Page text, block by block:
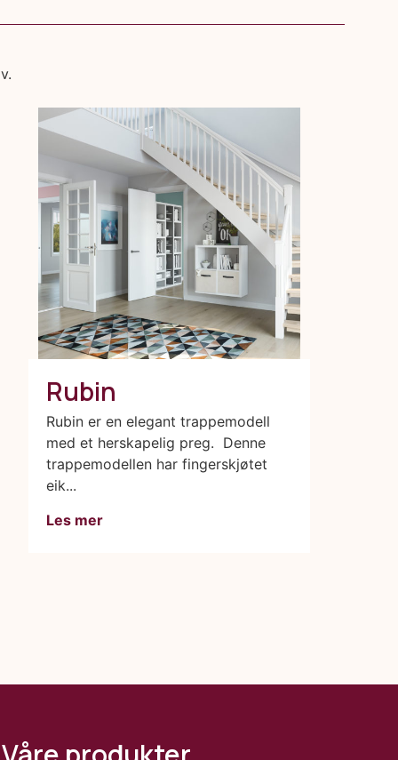
Rubin
Rubin er en elegant trappemodell
med et herskapelig preg. Denne
trappemodellen har fingerskjøtet
eik...
Les mer